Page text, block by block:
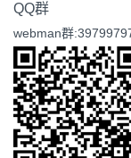
QQ群
webman群